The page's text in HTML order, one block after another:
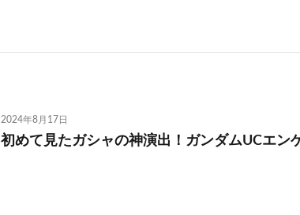
2024年8月17日
初めて見たガシャの神演出！ガンダムUCエン